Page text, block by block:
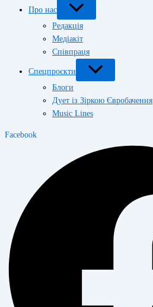
Про нас
Редакція
Медіакіт
Співпраця
Спецпроєкти
Блоги
Дует із Зіркою Євробачення
Music Lines
Facebook